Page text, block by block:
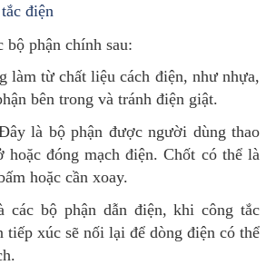
điện
bộ phận chính sau:
làm từ chất liệu cách điện, như nhựa,
bên trong và tránh điện giật.
là bộ phận được người dùng thao
hoặc đóng mạch điện. Chốt có thể là
hoặc cần xoay.
các bộ phận dẫn điện, khi công tắc
tiếp xúc sẽ nối lại để dòng điện có thể